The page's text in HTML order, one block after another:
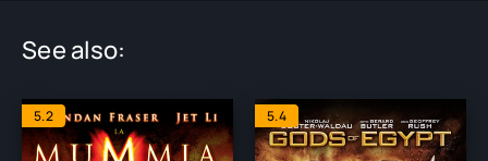
See also:
5.2 5.4